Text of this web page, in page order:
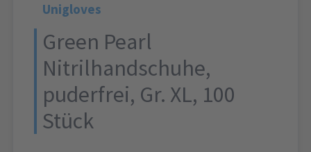
Unigloves
Green Pearl
Nitrilhandschuhe,
puderfrei, Gr. XL, 100
Stück